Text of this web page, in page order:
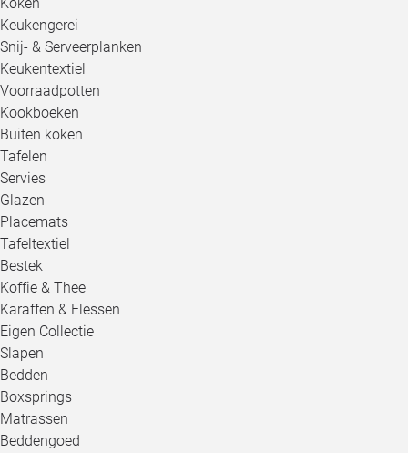
Keukengerei
Snij- & Serveerplanken
Keukentextiel
Voorraadpotten
Kookboeken
Buiten koken
Tafelen
Servies
Glazen
Placemats
Tafeltextiel
Bestek
Koffie & Thee
Karaffen & Flessen
Eigen Collectie
Slapen
Bedden
Boxsprings
Matrassen
Beddengoed